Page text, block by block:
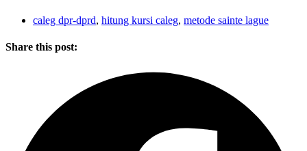
caleg dpr-dprd, hitung kursi caleg, metode sainte lague
Share this post: